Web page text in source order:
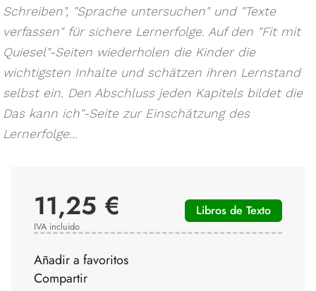
Schreiben", "Sprache untersuchen" und "Texte
verfassen" für sichere Lernerfolge. Auf den "Fit mit
Quiesel"-Seiten wiederholen die Kinder die
wichtigsten Inhalte und schätzen ihren Lernstand
selbst ein. Den Abschluss jeden Kapitels bildet die
Das kann ich"-Seite zur Einschätzung des
Lernerfolge...
11,25 €
IVA incluido
Libros de Texto
Añadir a favoritos
Compartir